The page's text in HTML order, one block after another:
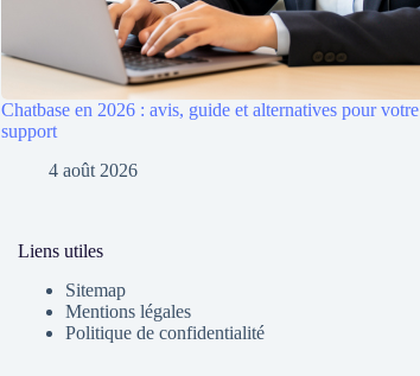
Chatbase en 2026 : avis, guide et alternatives pour votre
support
4 août 2026
Liens utiles
Sitemap
Mentions légales
Politique de confidentialité